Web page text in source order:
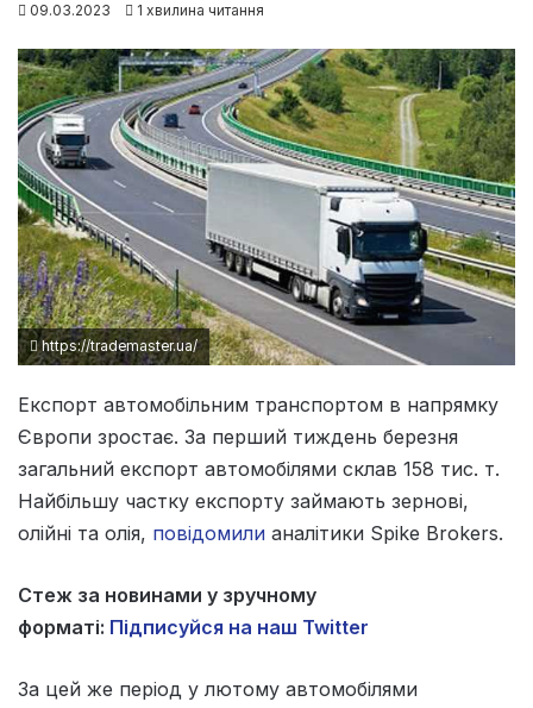
09.03.2023 1 хвилина читання
https://trademaster.ua/
Експорт автомобільним транспортом в напрямку
Європи зростає. За перший тиждень березня
загальний експорт автомобілями склав 158 тис. т.
Найбільшу частку експорту займають зернові,
олійні та олія, повідомили аналітики Spike Brokers.
Стеж за новинами у зручному
форматі: Підписуйся на наш Twitter
За цей же період у лютому автомобілями